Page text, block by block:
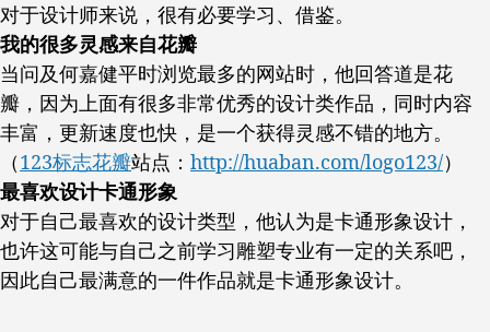
对于设计师来说，很有必要学习、借鉴。
我的很多灵感来自花瓣
当问及何嘉健平时浏览最多的网站时，他回答道是花
瓣，因为上面有很多非常优秀的设计类作品，同时内容
丰富，更新速度也快，是一个获得灵感不错的地方。
（123标志花瓣站点： http://huaban.com/logo123/）
最喜欢设计卡通形象
对于自己最喜欢的设计类型，他认为是卡通形象设计，
也许这可能与自己之前学习雕塑专业有一定的关系吧，
因此自己最满意的一件作品就是卡通形象设计。